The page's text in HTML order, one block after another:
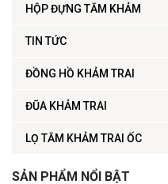
HỘP ĐỰNG TĂM KHẢM
TIN TỨC
ĐỒNG HỒ KHẢM TRAI
ĐŨA KHẢM TRAI
LỌ TĂM KHẢM TRAI ỐC
SẢN PHẨM NỔI BẬT